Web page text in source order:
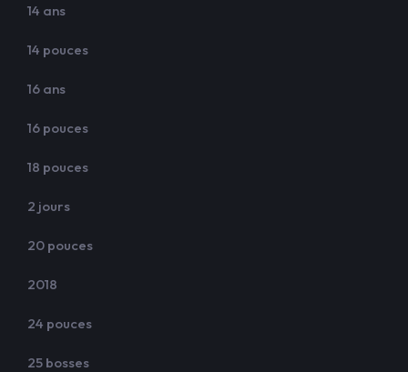
14 ans
14 pouces
16 ans
16 pouces
18 pouces
2 jours
20 pouces
2018
24 pouces
25 bosses